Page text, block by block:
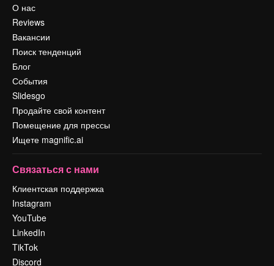
О нас
Reviews
Вакансии
Поиск тенденций
Блог
События
Slidesgo
Продайте свой контент
Помещение для прессы
Ищете magnific.ai
Связаться с нами
Клиентская поддержка
Instagram
YouTube
LinkedIn
TikTok
Discord